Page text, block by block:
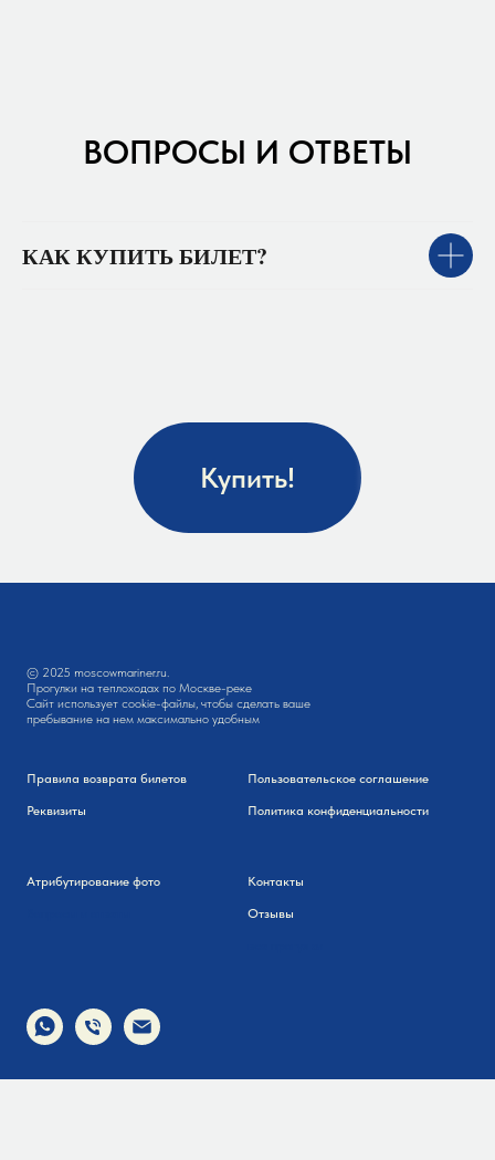
ВОПРОСЫ И ОТВЕТЫ
КАК КУПИТЬ БИЛЕТ?
Купить!
© 2025 moscowmariner.ru.
Прогулки на теплоходах по Москве-реке
Сайт использует cookie-файлы, чтобы сделать ваше
пребывание на нем максимально удобным
Правила возврата билетов
Реквизиты
Пользовательское соглашение
Политика конфиденциальности
Атрибутирование фото Контакты
Отзывы